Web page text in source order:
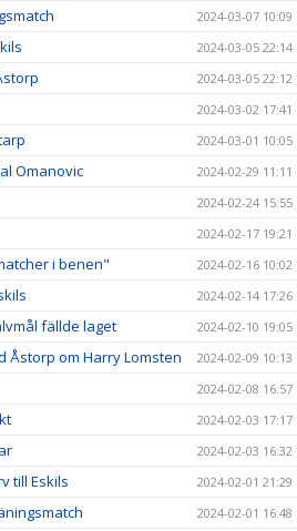
2024-03-07 10:09
2024-03-05 22:14
2024-03-05 22:12
2024-03-02 17:41
2024-03-01 10:05
Omanovic 2024-02-29 11:11
2024-02-24 15:55
2024-02-17 19:21
i benen" 2024-02-16 10:02
2024-02-14 17:26
fällde laget 2024-02-10 19:05
Åstorp om Harry Lomsten 2024-02-09 10:13
2024-02-08 16:57
2024-02-03 17:17
2024-02-03 16:32
till Eskils 2024-02-01 21:29
2024-02-01 16:48